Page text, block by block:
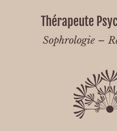
Thérapeute
Sophrologie –